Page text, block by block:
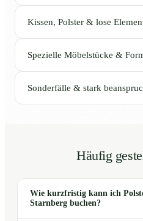
Kissen, Polster & lose
Spezielle Möbelstücke &
Sonderfälle & stark
Häufig
Wie kurzfristig kann ich
Starnberg buchen?